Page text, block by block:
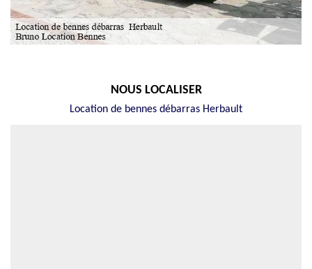
NOUS LOCALISER
Location de bennes débarras Herbault